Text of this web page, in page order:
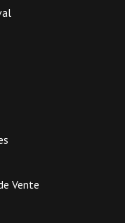
Vente